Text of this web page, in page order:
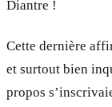
Diantre !
Cette dernière
et surtout bien
propos